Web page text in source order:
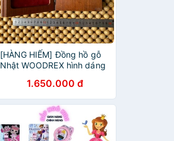
[HÀNG HIẾM] Đồng hồ gỗ
Nhật WOODREX hình dáng
1.650.000 đ